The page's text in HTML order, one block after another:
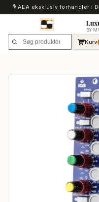
🎙️ AEA eksklusiv forhandler i
BY
Kurv